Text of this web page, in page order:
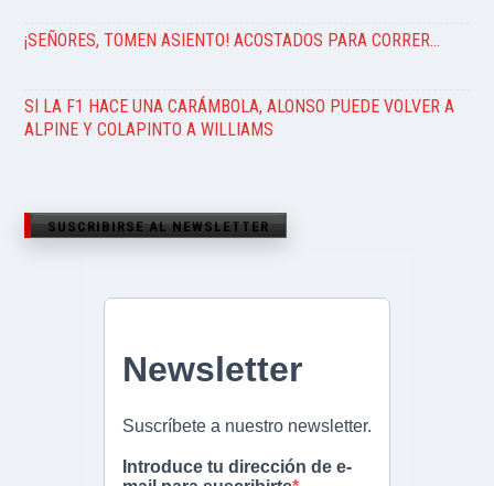
¡SEÑORES, TOMEN ASIENTO! ACOSTADOS PARA CORRER…
SI LA F1 HACE UNA CARÁMBOLA, ALONSO PUEDE VOLVER A
ALPINE Y COLAPINTO A WILLIAMS
SUSCRIBIRSE AL NEWSLETTER